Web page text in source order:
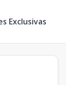
Exclusivas